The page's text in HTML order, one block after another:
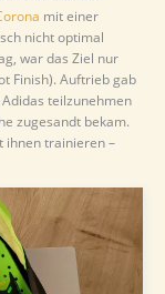
mit einer
nicht optimal
war das Ziel nur
Finish). Auftrieb gab
teilzunehmen
zugesandt bekam.
ihnen trainieren –